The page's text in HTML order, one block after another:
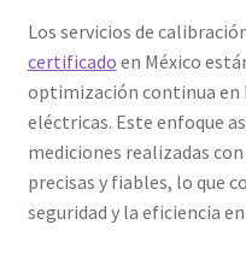
Los servicios de
certificado en México
optimización continua en
eléctricas. Este enfoque
mediciones realizadas
precisas y fiables, lo que
seguridad y la eficiencia